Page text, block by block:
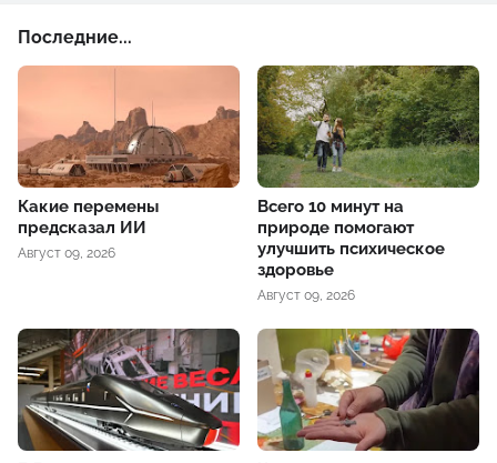
Последние...
Какие перемены
предсказал ИИ
Август 09, 2026
Всего 10 минут на
природе помогают
улучшить психическое
здоровье
Август 09, 2026